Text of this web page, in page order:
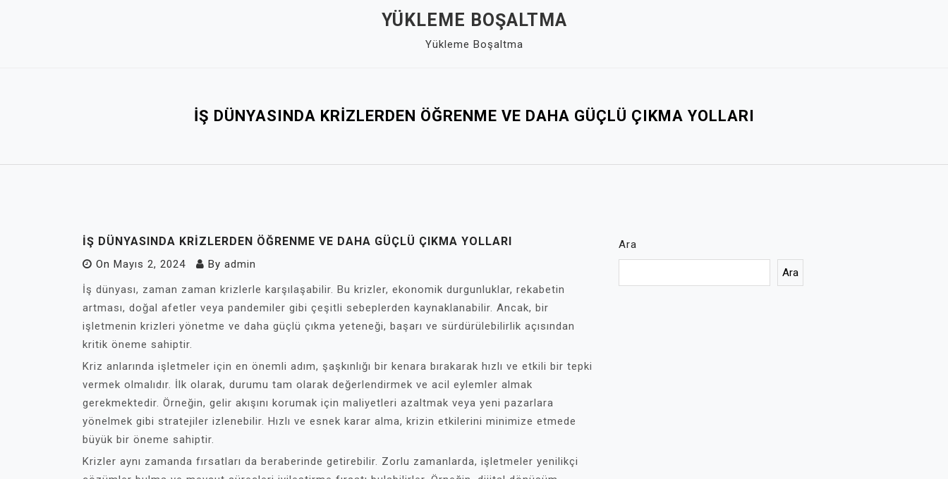
YÜKLEME BOŞALTMA
Yükleme Boşaltma
İŞ DÜNYASINDA KRIZLERDEN ÖĞRENME VE DAHA GÜÇLÜ ÇIKMA YOLLARI
İŞ DÜNYASINDA KRIZLERDEN ÖĞRENME VE DAHA GÜÇLÜ ÇIKMA YOLLARI
On Mayıs 2, 2024 By admin
İş dünyası, zaman zaman krizlerle karşılaşabilir. Bu krizler, ekonomik durgunluklar, rekabetin
artması, doğal afetler veya pandemiler gibi çeşitli sebeplerden kaynaklanabilir. Ancak, bir
işletmenin krizleri yönetme ve daha güçlü çıkma yeteneği, başarı ve sürdürülebilirlik açısından
kritik öneme sahiptir.
Kriz anlarında işletmeler için en önemli adım, şaşkınlığı bir kenara bırakarak hızlı ve etkili bir tepki
vermek olmalıdır. İlk olarak, durumu tam olarak değerlendirmek ve acil eylemler almak
gerekmektedir. Örneğin, gelir akışını korumak için maliyetleri azaltmak veya yeni pazarlara
yönelmek gibi stratejiler izlenebilir. Hızlı ve esnek karar alma, krizin etkilerini minimize etmede
büyük bir öneme sahiptir.
Krizler aynı zamanda fırsatları da beraberinde getirebilir. Zorlu zamanlarda, işletmeler yenilikçi
Ara
Ara